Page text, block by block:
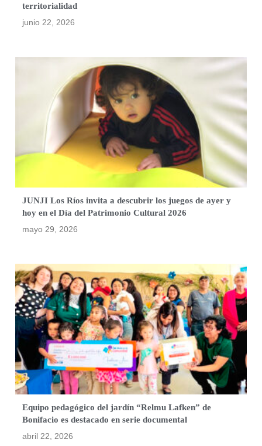
territorialidad
junio 22, 2026
JUNJI Los Ríos invita a descubrir los juegos de ayer y
hoy en el Día del Patrimonio Cultural 2026
mayo 29, 2026
Equipo pedagógico del jardín “Relmu Lafken” de
Bonifacio es destacado en serie documental
abril 22, 2026